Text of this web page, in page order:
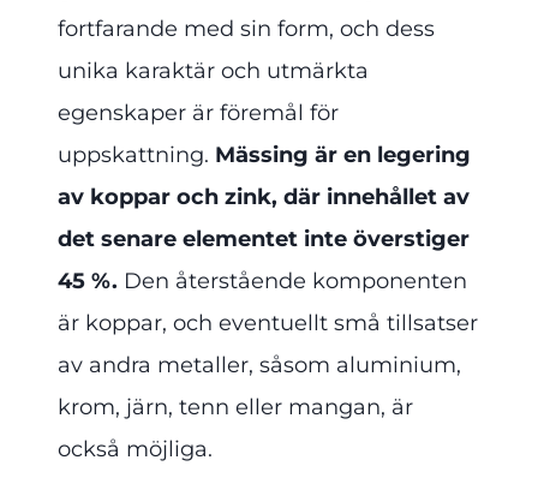
fortfarande med sin form, och dess
unika karaktär och utmärkta
egenskaper är föremål för
uppskattning. Mässing är en legering
av koppar och zink, där innehållet av
det senare elementet inte överstiger
45 %. Den återstående komponenten
är koppar, och eventuellt små tillsatser
av andra metaller, såsom aluminium,
krom, järn, tenn eller mangan, är
också möjliga.